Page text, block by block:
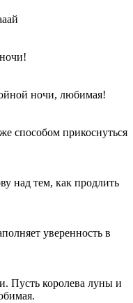
ночи, любимая!
способом прикоснуться
над тем, как продлить
уверенность в
Пусть королева луны и